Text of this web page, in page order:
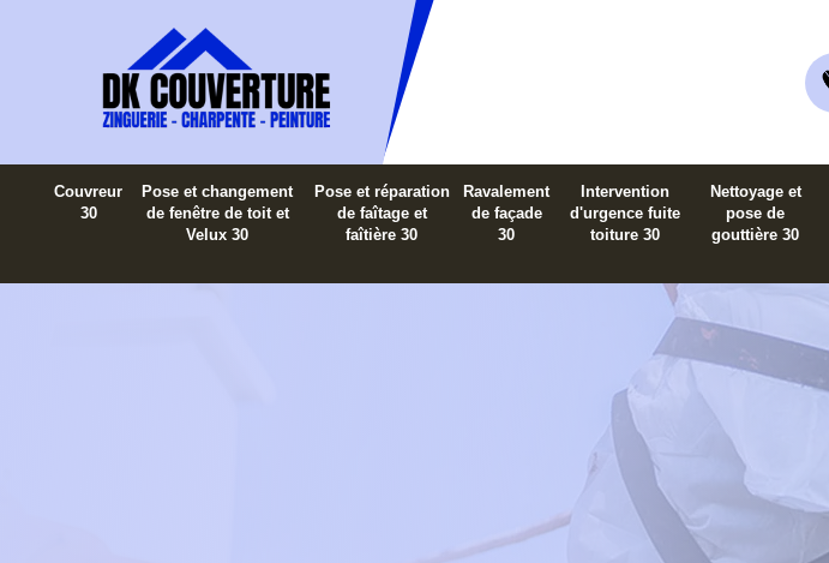
Couvreur
30
Pose et changement
de fenêtre de toit et
Velux 30
Pose et réparation
de faîtage et
faîtière 30
Ravalement
de façade
30
Intervention
d'urgence fuite
toiture 30
Nettoyage et
pose de
gouttière 30